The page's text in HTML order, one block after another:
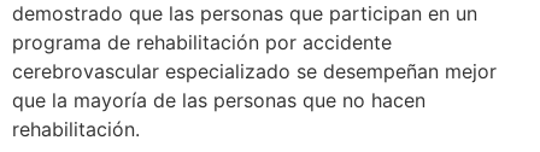
demostrado que las personas que participan en un
programa de rehabilitación por accidente
cerebrovascular especializado se desempeñan mejor
que la mayoría de las personas que no hacen
rehabilitación.